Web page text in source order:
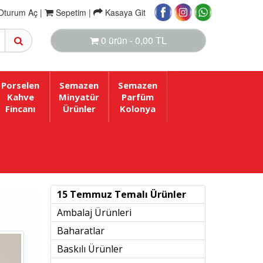
Aç | Sepetim | Kasaya Git
0 ürün - 0,00 TL
Porselen
Kahve
Fincanı
Semazen
Minyatür
Ürünler
Semazen
Parfüm
Kolonya
15 Temmuz Temalı Ürünler
Ambalaj Ürünleri
Baharatlar
Baskılı Ürünler